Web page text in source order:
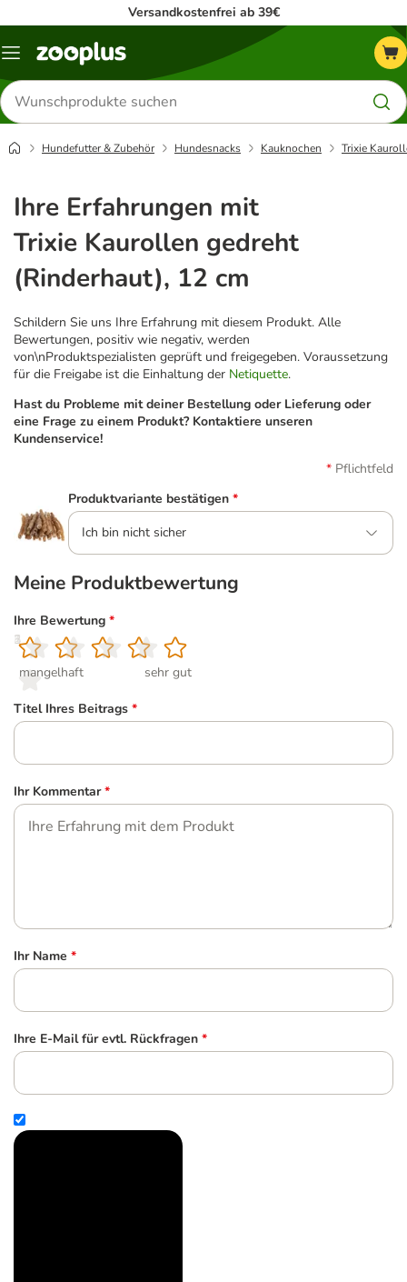
Versandkostenfrei ab 39€
Menü
Produkte
suchen
Hundefutter & Zubehör Hundesnacks Kauknochen Trixie
Ihre Erfahrungen mit
Trixie Kaurollen gedreht
(Rinderhaut), 12 cm
Schildern Sie uns Ihre Erfahrung mit diesem Produkt. Alle
Bewertungen, positiv wie negativ, werden
von\nProduktspezialisten geprüft und freigegeben. Voraussetzung
für die Freigabe ist die Einhaltung der Netiquette.
Hast du Probleme mit deiner Bestellung oder Lieferung oder
eine Frage zu einem Produkt? Kontaktiere unseren
Kundenservice!
Pflichtfeld
Produktvariante bestätigen *
Ich bin nicht sicher
Meine Produktbewertung
Ihre Bewertung *
1
mangelhaft
2
3
4
5
sehr gut
Titel Ihres Beitrags *
Ihr Kommentar *
Ihr Name *
Ihre E-Mail für evtl. Rückfragen *